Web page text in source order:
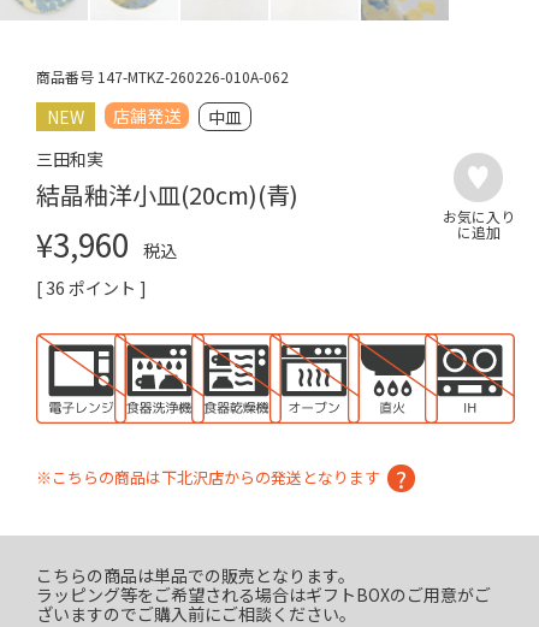
商品番号 147-MTKZ-260226-010A-062
NEW 店舗発送
中皿
三田和実
結晶釉洋小皿(20cm)(青)
¥3,960
税込
[ 36 ポイント ]
※こちらの商品は下北沢店からの発送となります
こちらの商品は単品での販売となります。
ラッピング等をご希望される場合はギフトBOXのご用意がご
ざいますのでご購入前にご相談ください。